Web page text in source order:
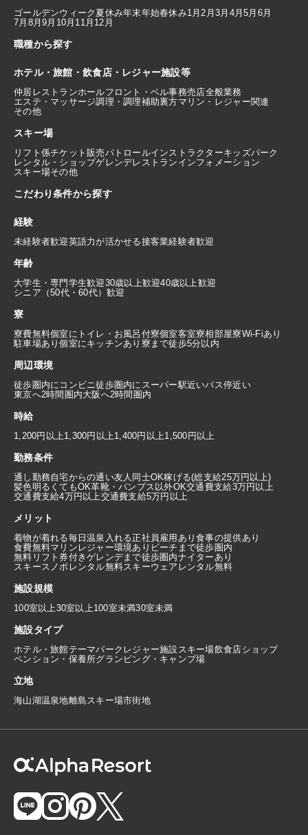
ゴールデンウィーク 夏休み年末年始春休み1月2月3月 4月5月 6月
7月 8月9月 10月 11月 12月
職種から探す
ホテル・旅館・飲食店・レジャー施設等
仲居 レストランホールフロント・ベル事務売店全般業務
エステ・マッサージ調理・調理補助裏方マリン・レジャー関連
その他
スキー場
リフト係チケット販売パトロールインストラクターキッズパーク
レンタル・ショップゲレンデレストラン インフォメーション
スキー場その他
こだわり条件から探す
経験
未経験者歓迎英語力が活かせる接客業経験者歓迎
年齢
大学生・専門学生歓迎30歳以上歓迎40歳以上歓迎
シニア（50代・60代）歓迎
寮
寮費無料個室にトイレ・お風呂付寮個室客室寮相部屋寮Wi-Fiあり
駐車場あり個室にキッチンあり 寮まで徒歩5分以内
周辺環境
徒歩圏内にコンビニ徒歩圏内にスーパー駅近いバス停近い
東京へ2時間圏内大阪へ2時間圏内
時給
1,200円以上1,300円以上1,400円以上1,500円以上
勤務条件
通し勤務自宅からの通い友人同士OK稼げる(総支給25万円以上)
髪色明るくてもOK革靴・パンプス以外OK交通費支給3万円以上
交通費支給4万円以上交通費支給5万円以上
メリット
着物が着れる毎日温泉入れる正社員雇用あり食事の提供あり
食費無料マリンレジャー環境あり ビーチまで徒歩圏内
無料リフト券付きゲレンデまで徒歩圏内ナイターあり
スキースノボレンタル無料スキーウェアレンタル無料
施設規模
100室以上30室以上100室未満30室未満
施設タイプ
ホテル・旅館テーマパーク レジャー施設スキー場飲食店ショップ
ペンション・保養所グランピング・キャンプ場
立地
海山湖温泉地離島スキー場市街地